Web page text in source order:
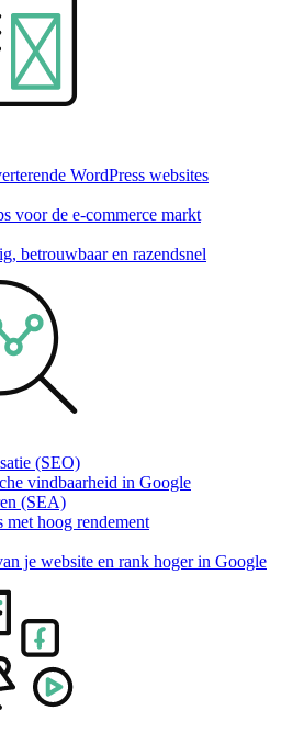
WordPress websites
voor de e-commerce markt
betrouwbaar en razendsnel
(SEO)
vindbaarheid in Google
(SEA)
met hoog rendement
je website en rank hoger in Google